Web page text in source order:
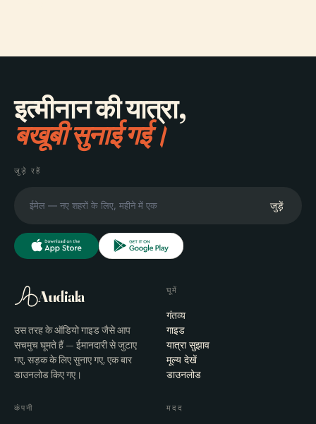
इत्मीनान की यात्रा,
बखूबी सुनाई गई।
जुड़े रहें
जुड़ें
Audiala
उस तरह के ऑडियो गाइड जैसे आप
सचमुच घूमते हैं — ईमानदारी से जुटाए
गए, सड़क के लिए सुनाए गए, एक बार
डाउनलोड किए गए।
घूमें
गंतव्य
गाइड
यात्रा सुझाव
मूल्य देखें
डाउनलोड
कंपनी मदद